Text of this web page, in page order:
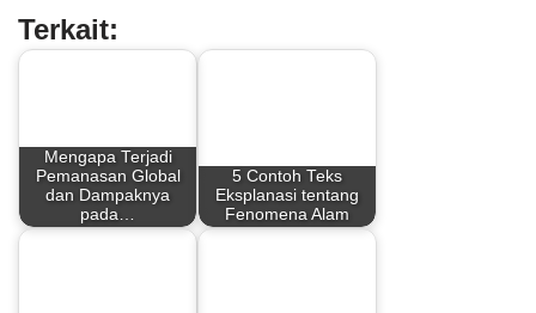
c
o
o e
A
p
Terkait:
Mengapa Terjadi
Pemanasan Global
dan Dampaknya
pada…
5 Contoh Teks
Eksplanasi tentang
Fenomena Alam